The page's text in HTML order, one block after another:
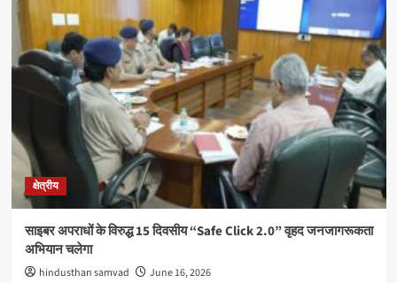
क्षेत्रीय
साइबर अपराधों के विरुद्ध 15 दिवसीय “Safe Click 2.0” वृहद जनजागरूकता
अभियान चलेगा
hindusthan samvad June 16, 2026